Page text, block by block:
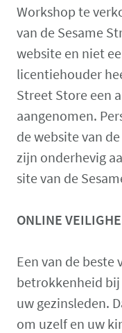
Workshop te
van de Sesame
website en niet
licentiehouder
Street Store een
aangenomen.
de website van
zijn onderhevig
site van de
ONLINE
Een van de
betrokkenheid
uw gezinsleden.
om uzelf en uw